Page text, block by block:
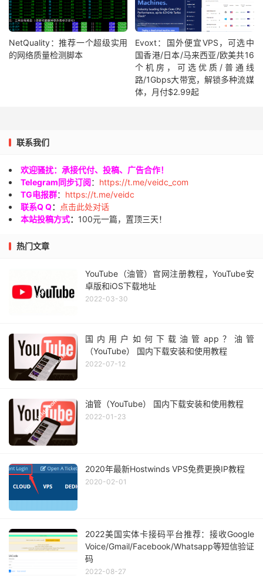
NetQuality：推荐一个超级实用
的网络质量检测脚本
Evoxt：国外便宜VPS，可选中
国香港/日本/马来西亚/欧美共16
个机房，可选优质/普通线
路/1Gbps大带宽，解锁多种流媒
体，月付$2.99起
联系我们
欢迎骚扰：承接代付、投稿、广告合作！
Telegram同步订阅： https://t.me/veidc_com
TG电报群： https://t.me/veidc
联系Q Q：
点击此处对话
本站投稿方式： 100元一篇，置顶三天！
热门文章
YouTube（油管）官网注册教程，YouTube安
卓版和iOS下载地址
2022-03-30
国内用户如何下载油管app？油管
（YouTube） 国内下载安装和使用教程
2022-07-12
油管（YouTube） 国内下载安装和使用教程
2022-01-23
2020年最新Hostwinds VPS免费更换IP教程
2020-02-01
2022美国实体卡接码平台推荐：接收Google
Voice/Gmail/Facebook/Whatsapp等短信验证
码
2022-08-27